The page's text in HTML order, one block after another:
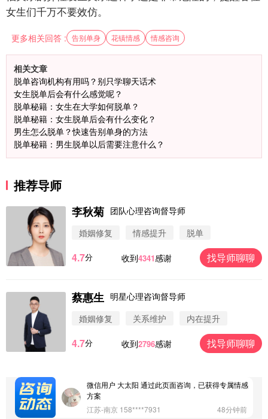
女生们千万不要效仿。
更多相关回答 : 告别单身 花镇情感 情感咨询
相关文章
脱单咨询机构有用吗？别只学聊天话术
女生脱单后会有什么感觉呢？
脱单秘籍：女生在大学如何脱单？
脱单秘籍：女生脱单后会有什么变化？
男生怎么脱单？快速告别单身的方法
脱单秘籍：男生脱单以后需要注意什么？
推荐导师
李秋菊 团队心理咨询督导师
婚姻修复
情感提升 脱单
4.7分 收到4341感谢 找导师聊聊
蔡惠生 明星心理咨询督导师
婚姻修复
关系维护 内在提升
4.7分 收到2796感谢 找导师聊聊
微信用户 圆圈 通过此页面咨询，已获得专属情感方
案
微信用户 Vnno 通过此页面咨询，已获得专属情感方
微信用户 大太阳 通过此页面咨询，已获得专属情感
方案
江苏-南京 158****7931
48分钟前